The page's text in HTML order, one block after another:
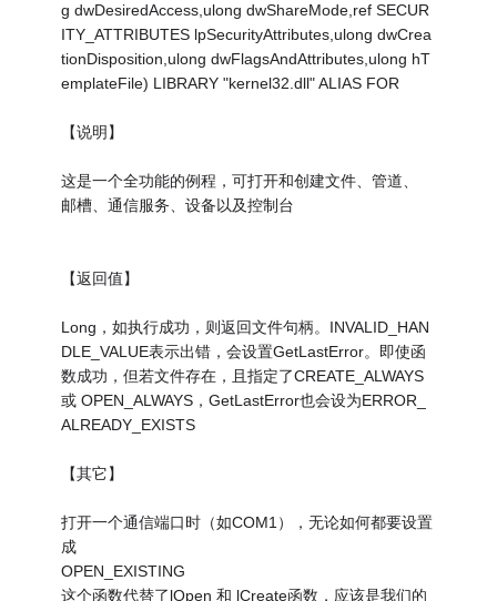
g dwDesiredAccess,ulong dwShareMode,ref SECUR
ITY_ATTRIBUTES lpSecurityAttributes,ulong dwCrea
tionDisposition,ulong dwFlagsAndAttributes,ulong hT
emplateFile) LIBRARY "kernel32.dll" ALIAS FOR
【说明】
这是一个全功能的例程，可打开和创建文件、管道、
邮槽、通信服务、设备以及控制台
【返回值】
Long，如执行成功，则返回文件句柄。INVALID_HAN
DLE_VALUE表示出错，会设置GetLastError。即使函
数成功，但若文件存在，且指定了CREATE_ALWAYS
或 OPEN_ALWAYS，GetLastError也会设为ERROR_
ALREADY_EXISTS
【其它】
打开一个通信端口时（如COM1），无论如何都要设置
成
OPEN_EXISTING
这个函数代替了lOpen 和 lCreate函数，应该是我们的